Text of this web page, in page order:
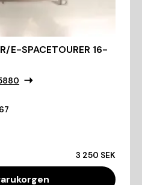
E-SPACETOURER 16-
3 250 SEK